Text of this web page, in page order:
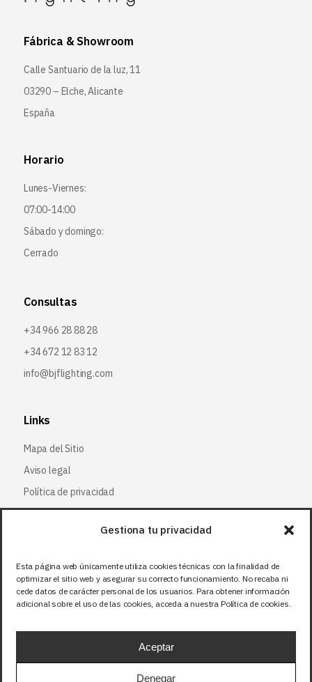
Gestiona tu privacidad
Esta página web únicamente utiliza cookies técnicas con la finalidad de
optimizar el sitio web y asegurar su correcto funcionamiento. No recaba ni
cede datos de carácter personal de los usuarios. Para obtener información
adicional sobre el uso de las cookies, acceda a nuestra Política de cookies.
Aceptar
Denegar
Fábrica & Showroom
Calle Santuario de la luz, 11
03290 – Elche, Alicante
España
Horario
Lunes-Viernes:
07:00-14:00
Sábado y domingo:
Cerrado
Consultas
+34 966 28 88 28
+34 672 12 83 12
info@bjflighting.com
Links
Mapa del Sitio
Aviso legal
Política de privacidad
Política de cookies
Síguenos
Facebook
X (Twitter)
Instagram